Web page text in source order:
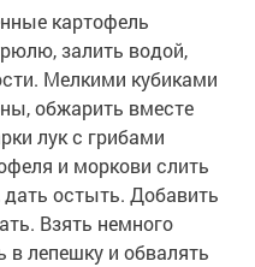
картофель
залить водой,
Мелкими кубиками
обжарить вместе
лук с грибами
и моркови слить
остыть. Добавить
Взять немного
в лепешку и обвалять